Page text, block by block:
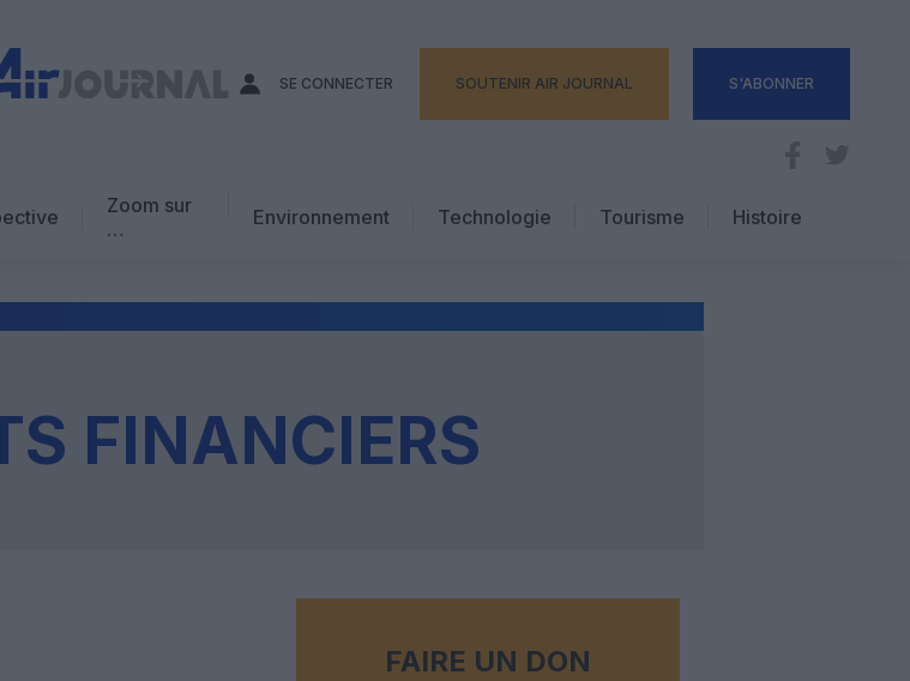
SE CONNECTER SOUTENIR AIR JOURNAL S'ABONNER
Zoom sur
…
Vidéo
Environnement Technologie
Tourisme
Hôtellerie
Histoire
FINANCIERS
FAIRE UN DON